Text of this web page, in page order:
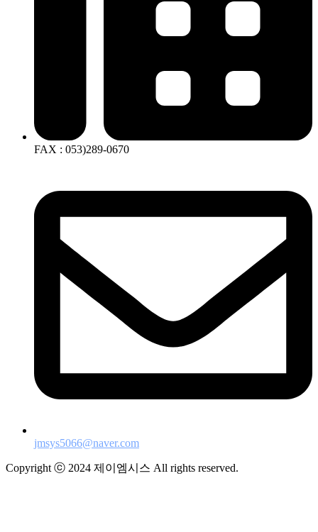
FAX : 053)289-0670
jmsys5066@naver.com
Copyright ⓒ 2024 제이엠시스 All rights reserved.